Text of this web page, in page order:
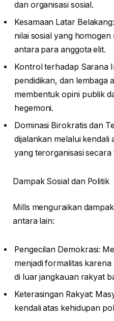
dan organisasi sosial.
Kesamaan Latar
nilai sosial yang
antara para anggota elit.
Kontrol terhadap Sarana
pendidikan, dan lembaga
membentuk opini publik
hegemoni.
Dominasi Birokratis dan
dijalankan melalui kendali
yang terorganisasi
Dampak Sosial dan Politik
Mills menguraikan
antara lain:
Pengecilan Demokrasi:
menjadi formalitas
di luar jangkauan rakyat
Keterasingan Rakyat:
kendali atas kehidupan